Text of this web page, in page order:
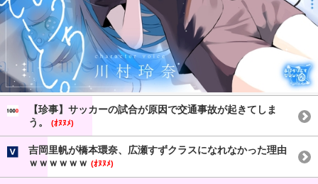
【珍事】サッカーの試合が原因で交通事故が起きてしま
う。
(ｵﾇﾇﾒ)
吉岡里帆が橋本環奈、広瀬すずクラスになれなかった理由
ｗｗｗｗｗｗ (ｵﾇﾇﾒ)